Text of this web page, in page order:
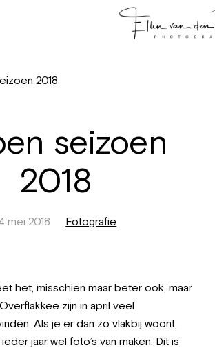
2018
seizoen
2018
mei 2018 Fotografie
het, misschien maar beter ook, maar
zijn in april veel
Als je er dan zo vlakbij woont,
jaar wel foto’s van maken. Dit is